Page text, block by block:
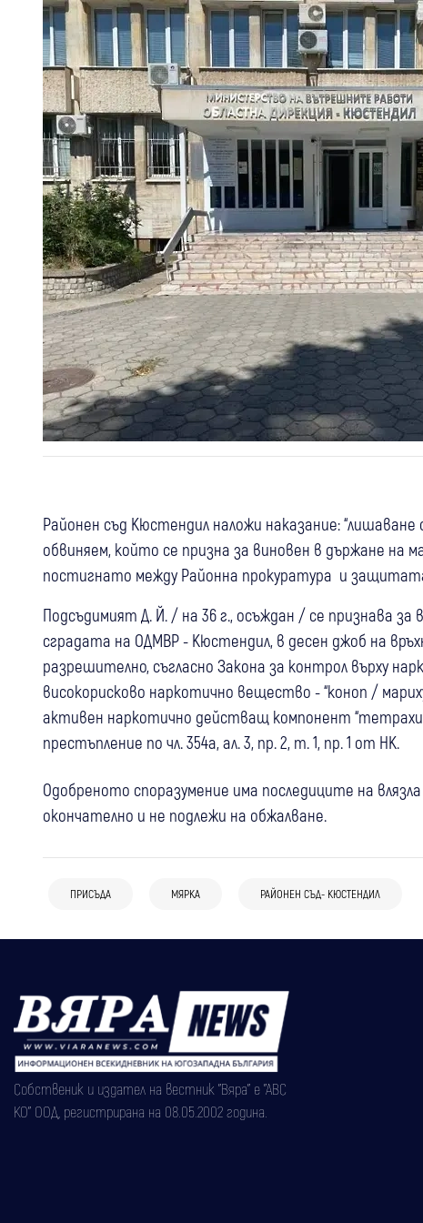
Районен съд Кюстендил наложи наказание:
обвиняем, който се призна за виновен в държане на
постигнато между Районна прокуратура и
Подсъдимият Д. Й. / на 36 г., осъждан / се признава за
сградата на ОДМВР - Кюстендил, в десен джоб на
разрешително, съгласно Закона за контрол върху
високорисково наркотично вещество - “коноп /
активен наркотично действащ компонент
престъпление по чл. 354а, ал. 3, пр. 2, т. 1, пр. 1 от НК.
Одобреното споразумение има последиците на
окончателно и не подлежи на обжалване.
ПРИСЪДА МЯРКА РАЙОНЕН СЪД- КЮСТЕНДИЛ
Собственик и издател на вестник "Вяра" е "АВС
КО" ООД, регистрирана на 08.05.2002 година.